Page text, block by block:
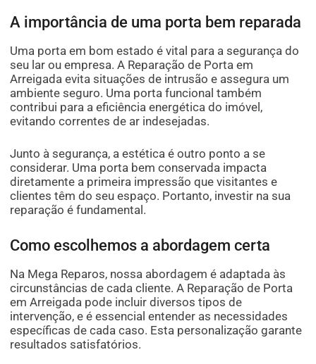
A importância de uma porta bem reparada
Uma porta em bom estado é vital para a segurança do
seu lar ou empresa. A Reparação de Porta em
Arreigada evita situações de intrusão e assegura um
ambiente seguro. Uma porta funcional também
contribui para a eficiência energética do imóvel,
evitando correntes de ar indesejadas.
Junto à segurança, a estética é outro ponto a se
considerar. Uma porta bem conservada impacta
diretamente a primeira impressão que visitantes e
clientes têm do seu espaço. Portanto, investir na sua
reparação é fundamental.
Como escolhemos a abordagem certa
Na Mega Reparos, nossa abordagem é adaptada às
circunstâncias de cada cliente. A Reparação de Porta
em Arreigada pode incluir diversos tipos de
intervenção, e é essencial entender as necessidades
específicas de cada caso. Esta personalização garante
resultados satisfatórios.